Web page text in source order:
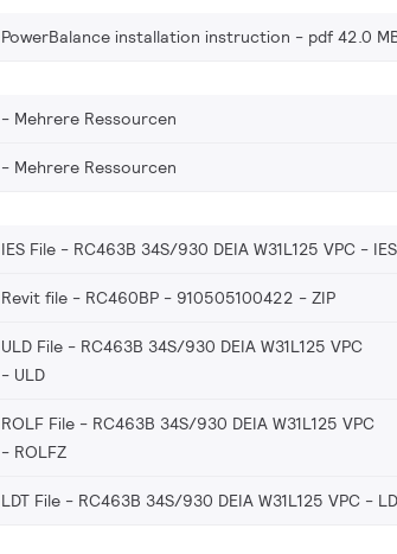
PowerBalance installation instruction pdf 42.0
Mehrere Ressourcen
Mehrere Ressourcen
IES File - RC463B 34S/930 DEIA W31L125 VPC IES
Revit file - RC460BP - 910505100422 ZIP
ULD File - RC463B 34S/930 DEIA W31L125 VPC
ULD
ROLF File - RC463B 34S/930 DEIA W31L125 VPC
ROLFZ
LDT File - RC463B 34S/930 DEIA W31L125 VPC